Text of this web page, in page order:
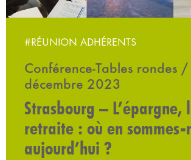
#RÉUNION ADHÉRENTS
Conférence-Tables rondes
décembre 2023
Strasbourg – L’épargne,
retraite : où en sommes-
aujourd’hui ?